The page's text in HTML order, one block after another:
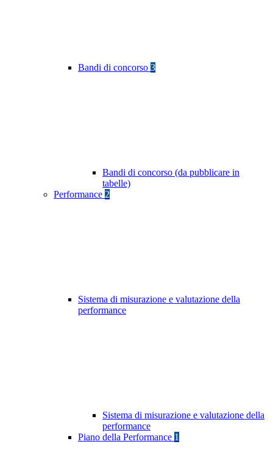
Bandi di concorso 3
Bandi di concorso (da pubblicare in
tabelle)
Performance 2
Sistema di misurazione e valutazione della
performance
Sistema di misurazione e valutazione della
performance
Piano della Performance 1